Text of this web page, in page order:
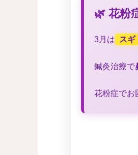
🌿 花粉
3月は スギ
鍼灸治療で
花粉症でお